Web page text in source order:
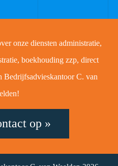
onze diensten administratie,
boekhouding zzp, direct
Bedrijfsadvieskantoor C. van
op »